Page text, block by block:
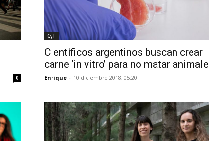
0
CyT
Científicos argentinos buscan crear
carne ‘in vitro’ para no matar
Enrique - 10 diciembre 2018, 05:20